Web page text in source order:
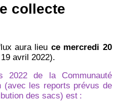
collecte
aura lieu ce mercredi 20
avril 2022).
2022 de la Communauté
(avec les reports prévus de
des sacs) est :